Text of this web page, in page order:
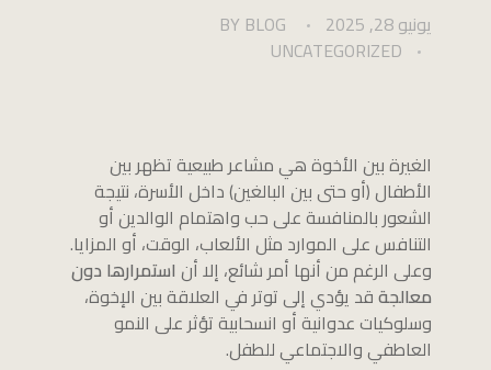
يونيو 28, 2025 BY BLOG
UNCATEGORIZED
الغيرة بين الأخوة هي مشاعر طبيعية تظهر بين
الأطفال (أو حتى بين البالغين) داخل الأسرة، نتيجة
الشعور بالمنافسة على حب واهتمام الوالدين أو
التنافس على الموارد مثل الألعاب، الوقت، أو المزايا.
وعلى الرغم من أنها أمر شائع، إلا أن استمرارها دون
معالجةقد يؤدي إلى توتر في العلاقة بين الإخوة،
وسلوكيات عدوانية أو انسحابية تؤثر على النمو
العاطفي والاجتماعي للطفل.